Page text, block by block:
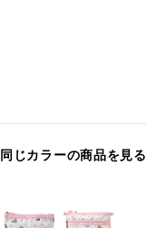
同じカラーの商品を見る